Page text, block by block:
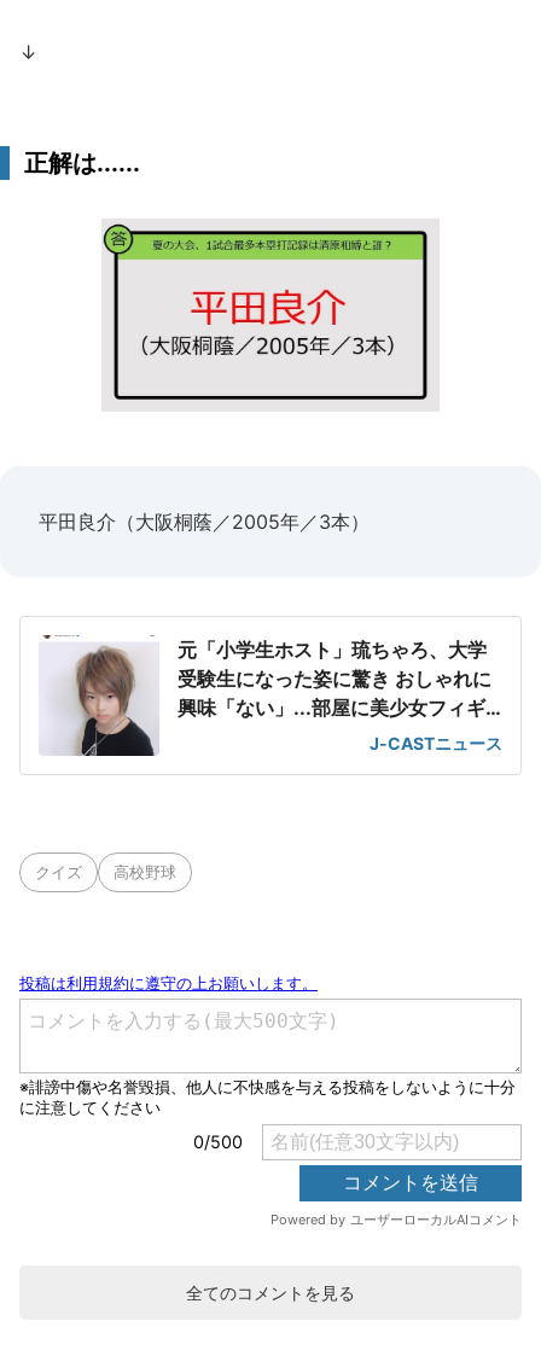
↓
正解は......
平田良介（大阪桐蔭／2005年／3本）
元「小学生ホスト」琉ちゃろ、大学
受験生になった姿に驚き おしゃれに
興味「ない」...部屋に美少女フィギ
J-CASTニュース
クイズ 高校野球
全てのコメントを見る